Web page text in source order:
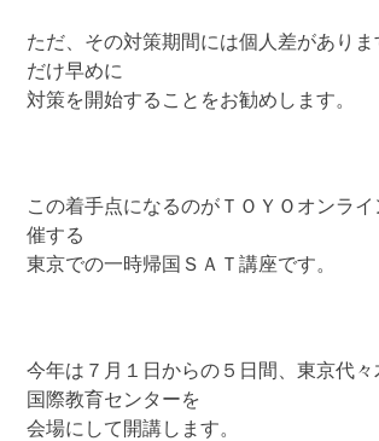
ただ、その対策期間には個人差がありま
だけ早めに
対策を開始することをお勧めします。
この着手点になるのがＴＯＹＯオンラ
催する
東京での一時帰国ＳＡＴ講座です。
今年は７月１日からの５日間、東京代々
国際教育センターを
会場にして開講します。